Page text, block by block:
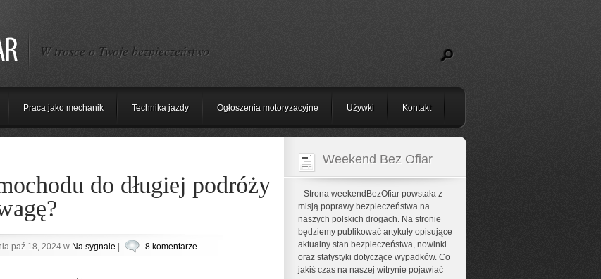
W trosce o Twoje bezpieczeństwo
Praca jako mechanik Technika jazdy Ogłoszenia motoryzacyjne Używki Kontakt
do długiej podróży
paź 18, 2024 w Na sygnale 8 komentarze
Weekend Bez Ofiar
Strona weekendBezOfiar powstała z
misją poprawy bezpieczeństwa na
naszych polskich drogach. Na stronie
będziemy publikować artykuły opisujące
aktualny stan bezpieczeństwa, nowinki
oraz statystyki dotyczące wypadków. Co
jakiś czas na naszej witrynie pojawiać